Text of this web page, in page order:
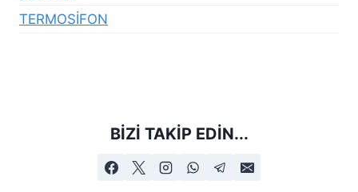
TERMOSİFON
BIZI TAKIP EDIN...